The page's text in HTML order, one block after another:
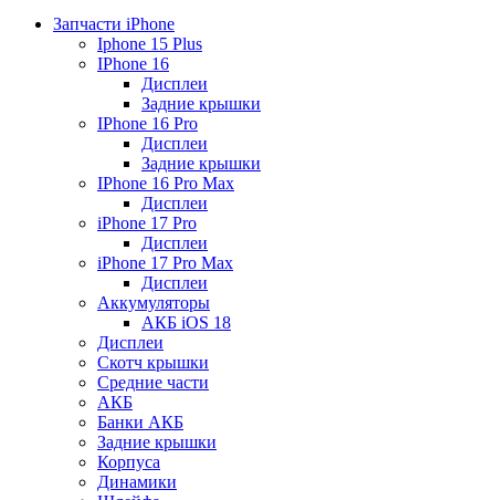
Запчасти iPhone
Iphone 15 Plus
IPhone 16
Дисплеи
Задние крышки
IPhone 16 Pro
Дисплеи
Задние крышки
IPhone 16 Pro Max
Дисплеи
iPhone 17 Pro
Дисплеи
iPhone 17 Pro Max
Дисплеи
Аккумуляторы
АКБ iOS 18
Дисплеи
Скотч крышки
Средние части
АКБ
Банки АКБ
Задние крышки
Корпуса
Динамики